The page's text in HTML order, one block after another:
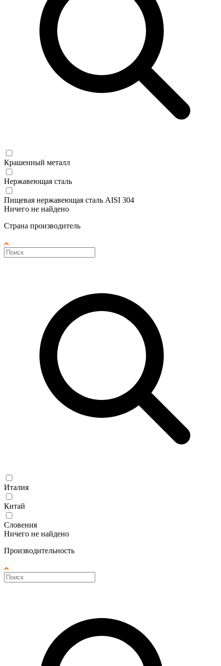
Крашенный металл
Нержавеющая сталь
Пищевая нержавеющая сталь AISI 304
Ничего не найдено
Страна производитель
Италия
Китай
Словения
Ничего не найдено
Производительность